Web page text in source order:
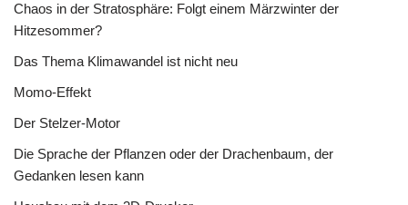
Chaos in der Stratosphäre: Folgt einem Märzwinter der
Hitzesommer?
Das Thema Klimawandel ist nicht neu
Momo-Effekt
Der Stelzer-Motor
Die Sprache der Pflanzen oder der Drachenbaum, der
Gedanken lesen kann